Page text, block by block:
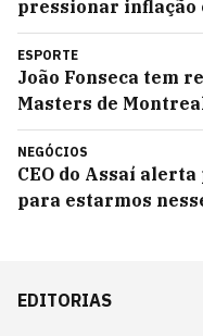
pressionar inflação
ESPORTE
João Fonseca tem
Masters de
NEGÓCIOS
CEO do Assaí
para estarmos
EDITORIAS